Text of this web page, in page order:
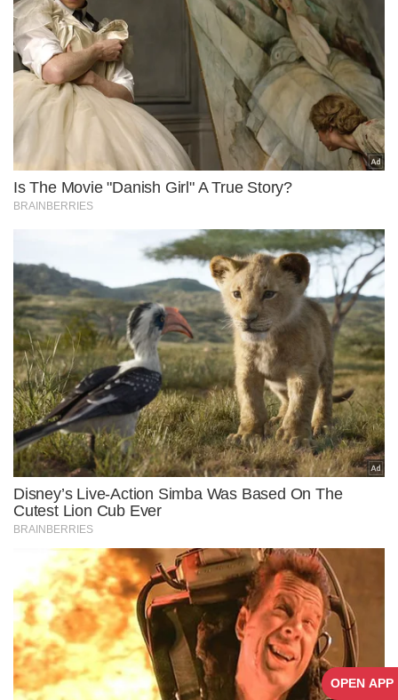
OPEN APP